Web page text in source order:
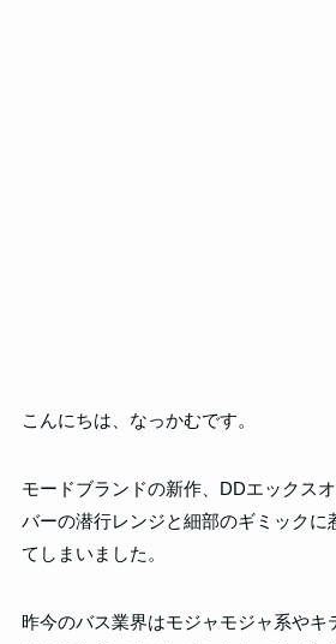
こんにちは、なっかむです。
モードブランドの新作、DDエックス
バーの潜行レンジと細部のギミックに
てしまいました。
昨今のバス業界はモジャモジャ系やキ